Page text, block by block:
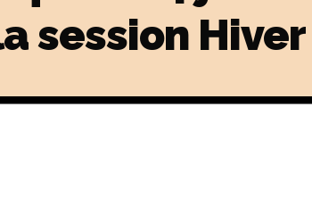
session